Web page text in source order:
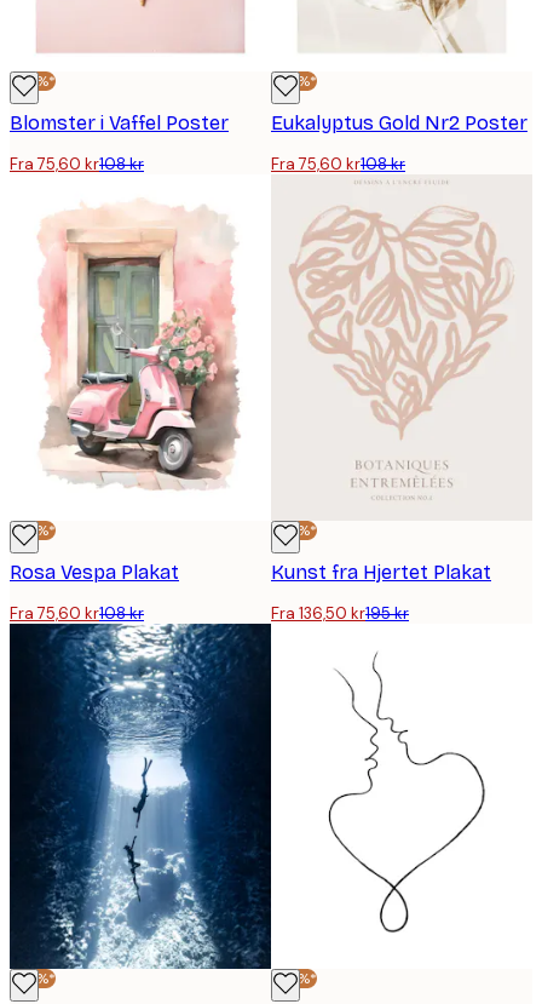
-30%*
Blomster i Vaffel Poster
Fra 75,60 kr108 kr
-30%*
Eukalyptus Gold Nr2 Poster
Fra 75,60 kr108 kr
-30%*
Rosa Vespa Plakat
Fra 75,60 kr108 kr
-30%*
Kunst fra Hjertet Plakat
Fra 136,50 kr195 kr
-30%* -30%*